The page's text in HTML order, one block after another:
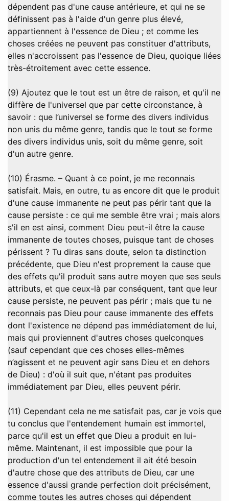
dépendent pas d'une cause antérieure, et qui ne se
définissent pas à l'aide d'un genre plus élevé,
appartiennent à l'essence de Dieu ; et comme les
choses créées ne peuvent pas constituer d'attributs,
elles n'accroissent pas l'essence de Dieu, quoique liées
très-étroitement avec cette essence.
(9) Ajoutez que le tout est un être de raison, et qu'il ne
diffère de l'universel que par cette circonstance, à
savoir : que l’universel se forme des divers individus
non unis du même genre, tandis que le tout se forme
des divers individus unis, soit du même genre, soit
d'un autre genre.
(10) Érasme. – Quant à ce point, je me reconnais
satisfait. Mais, en outre, tu as encore dit que le produit
d'une cause immanente ne peut pas périr tant que la
cause persiste : ce qui me semble être vrai ; mais alors
s'il en est ainsi, comment Dieu peut-il être la cause
immanente de toutes choses, puisque tant de choses
périssent ? Tu diras sans doute, selon ta distinction
précédente, que Dieu n'est proprement la cause que
des effets qu'il produit sans autre moyen que ses seuls
attributs, et que ceux-là par conséquent, tant que leur
cause persiste, ne peuvent pas périr ; mais que tu ne
reconnais pas Dieu pour cause immanente des effets
dont l'existence ne dépend pas immédiatement de lui,
mais qui proviennent d'autres choses quelconques
(sauf cependant que ces choses elles-mêmes
n’agissent et ne peuvent agir sans Dieu et en dehors
de Dieu) : d'où il suit que, n'étant pas produites
immédiatement par Dieu, elles peuvent périr.
(11) Cependant cela ne me satisfait pas, car je vois que
tu conclus que l'entendement humain est immortel,
parce qu'il est un effet que Dieu a produit en lui-
même. Maintenant, il est impossible que pour la
production d'un tel entendement il ait été besoin
d'autre chose que des attributs de Dieu, car une
essence d'aussi grande perfection doit précisément,
comme toutes les autres choses qui dépendent